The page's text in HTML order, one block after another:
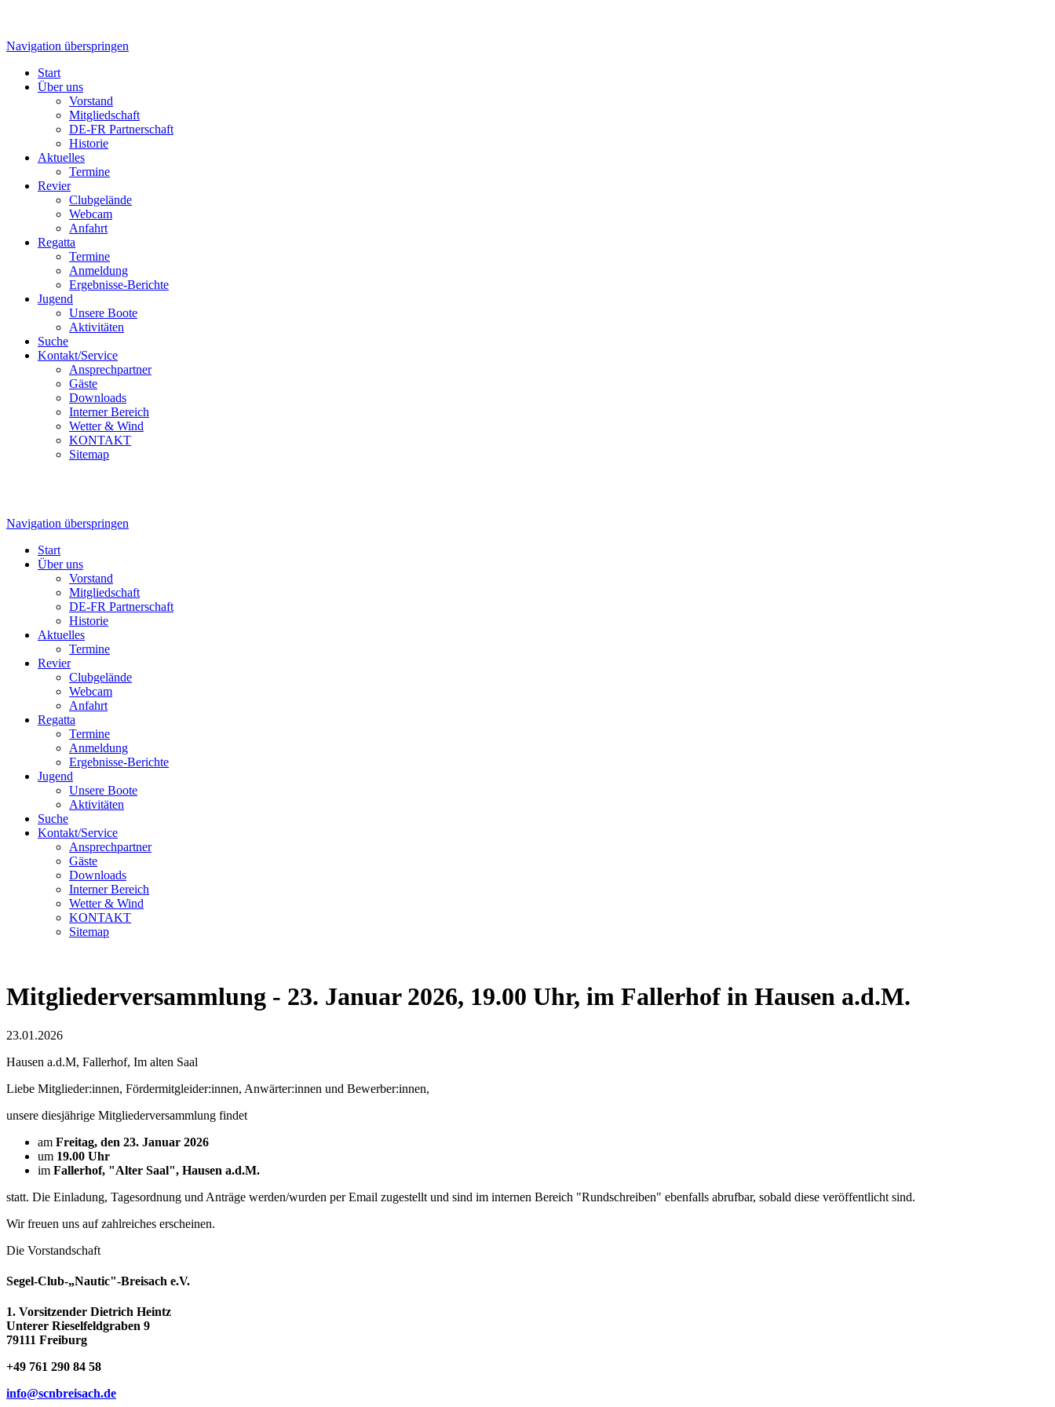
Navigation überspringen
Start
Über uns
Vorstand
Mitgliedschaft
DE-FR Partnerschaft
Historie
Aktuelles
Termine
Revier
Clubgelände
Webcam
Anfahrt
Regatta
Termine
Anmeldung
Ergebnisse-Berichte
Jugend
Unsere Boote
Aktivitäten
Suche
Kontakt/Service
Ansprechpartner
Gäste
Downloads
Interner Bereich
Wetter & Wind
KONTAKT
Sitemap
Navigation überspringen
Start
Über uns
Vorstand
Mitgliedschaft
DE-FR Partnerschaft
Historie
Aktuelles
Termine
Revier
Clubgelände
Webcam
Anfahrt
Regatta
Termine
Anmeldung
Ergebnisse-Berichte
Jugend
Unsere Boote
Aktivitäten
Suche
Kontakt/Service
Ansprechpartner
Gäste
Downloads
Interner Bereich
Wetter & Wind
KONTAKT
Sitemap
Mitgliederversammlung - 23. Januar 2026, 19.00 Uhr, im Fallerhof in Hausen a.d.M.
23.01.2026
Hausen a.d.M, Fallerhof, Im alten Saal
Liebe Mitglieder:innen, Fördermitgleider:innen, Anwärter:innen und Bewerber:innen,
unsere diesjährige Mitgliederversammlung findet
am Freitag, den 23. Januar 2026
um 19.00 Uhr
im Fallerhof, "Alter Saal", Hausen a.d.M.
statt. Die Einladung, Tagesordnung und Anträge werden/wurden per Email zugestellt und sind im internen Bereich "Rundschreiben" ebenfalls abrufbar, sobald diese veröffentlicht sind.
Wir freuen uns auf zahlreiches erscheinen.
Die Vorstandschaft
Segel-Club-„Nautic"-Breisach e.V.
1. Vorsitzender Dietrich Heintz
Unterer Rieselfeldgraben 9
79111 Freiburg
+49 761 290 84 58
info@scnbreisach.de